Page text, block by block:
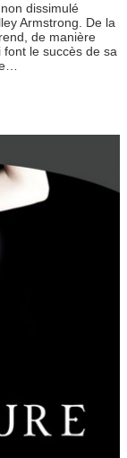
dissimulé
Armstrong. De la
de manière
le succès de sa